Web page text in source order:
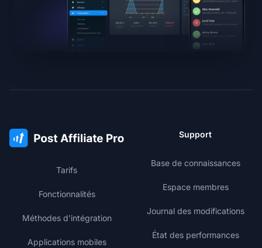
Tarifs
Fonctionnalités
Méthodes d'intégration
Applications mobiles
Support
Base de connaissances
Espace membres
Journal des modifications
État des performances